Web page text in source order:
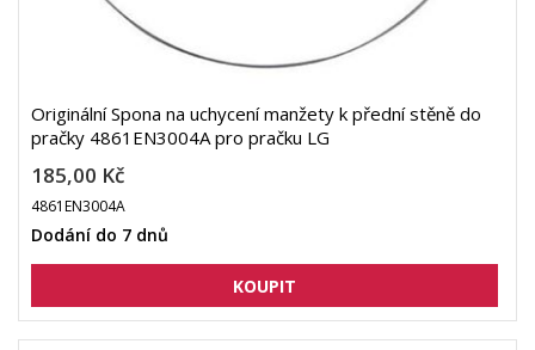
Originální Spona na uchycení manžety k přední stěně do
pračky 4861EN3004A pro pračku LG
185,00 Kč
4861EN3004A
Dodání do 7 dnů